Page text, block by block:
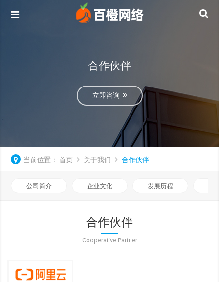
合作伙伴
立即咨询
当前位置： 首页 关于我们 合作伙伴
公司简介 企业文化 发展历程
合作伙伴
Cooperative Partner